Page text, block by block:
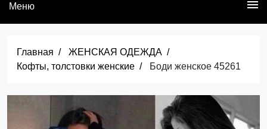
Меню
Главная
ЖЕНСКАЯ ОДЕЖДА
Кофты, толстовки женские
Боди женское 45261